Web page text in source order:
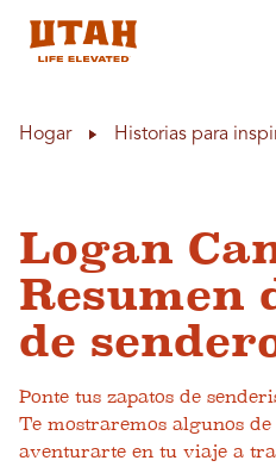
Hogar Historias para
Logan
Resumen
de
Ponte tus zapatos de
Te mostraremos algunos
aventurarte en tu viaje a